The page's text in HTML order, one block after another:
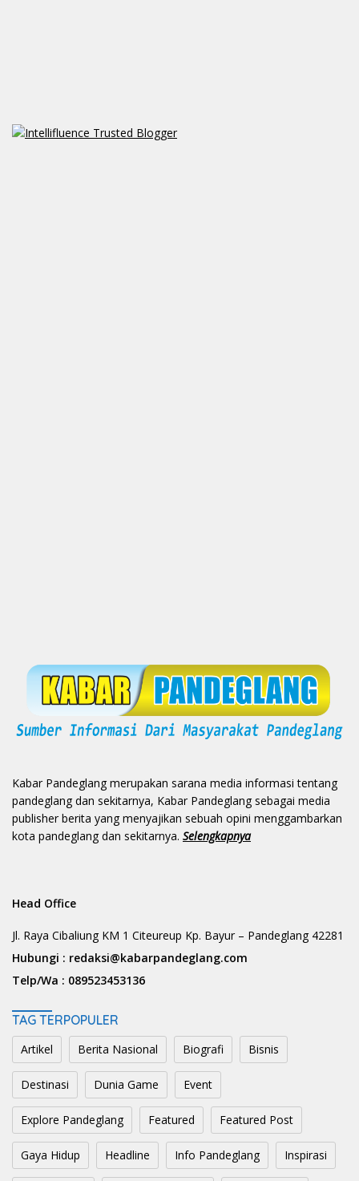
Kabar Pandeglang merupakan sarana media informasi tentang
pandeglang dan sekitarnya, Kabar Pandeglang sebagai media
publisher berita yang menyajikan sebuah opini menggambarkan
kota pandeglang dan sekitarnya. Selengkapnya
Head Office
Jl. Raya Cibaliung KM 1 Citeureup Kp. Bayur – Pandeglang 42281
Hubungi : redaksi@kabarpandeglang.com
Telp/Wa : 089523453136
TAG TERPOPULER
Artikel Berita Nasional Biografi Bisnis
Destinasi Dunia Game Event
Explore Pandeglang Featured Featured Post
Gaya Hidup Headline Info Pandeglang Inspirasi